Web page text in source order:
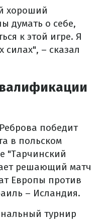
хороший
думать о себе,
к этой игре. Я
силах", – сказал
победит
в польском
"Тарчинский
решающий матч
Европы против
– Исландия.
турнир